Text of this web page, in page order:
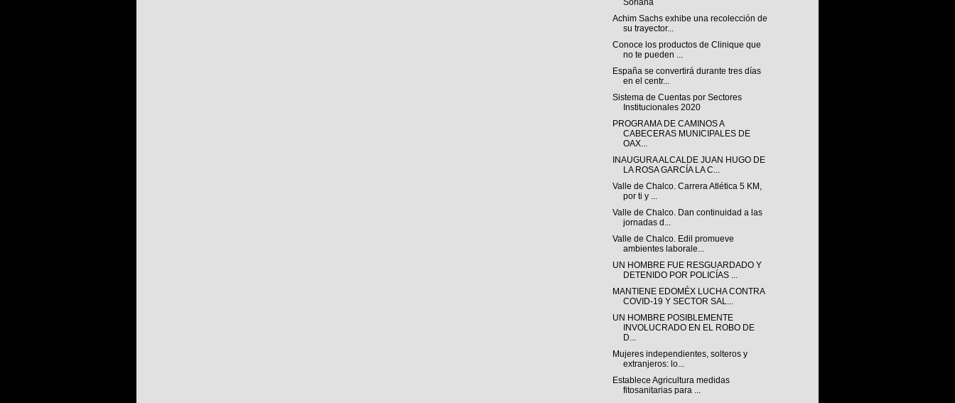
Soriana
Achim Sachs exhibe una recolección de
su trayector...
Conoce los productos de Clinique que
no te pueden ...
España se convertirá durante tres días
en el centr...
Sistema de Cuentas por Sectores
Institucionales 2020
PROGRAMA DE CAMINOS A
CABECERAS MUNICIPALES DE
OAX...
INAUGURA ALCALDE JUAN HUGO DE
LA ROSA GARCÍA LA C...
Valle de Chalco. Carrera Atlética 5 KM,
por ti y ...
Valle de Chalco. Dan continuidad a las
jornadas d...
Valle de Chalco. Edil promueve
ambientes laborale...
UN HOMBRE FUE RESGUARDADO Y
DETENIDO POR POLICÍAS ...
MANTIENE EDOMÉX LUCHA CONTRA
COVID-19 Y SECTOR SAL...
UN HOMBRE POSIBLEMENTE
INVOLUCRADO EN EL ROBO DE
D...
Mujeres independientes, solteros y
extranjeros: lo...
Establece Agricultura medidas
fitosanitarias para ...